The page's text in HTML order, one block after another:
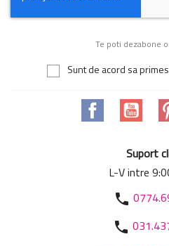
Te poti dezabone
Sunt de acord sa
Facebook
Suport
L-V intre
phone
phone